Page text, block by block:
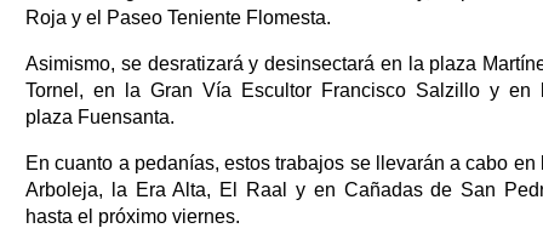
Roja y el Paseo Teniente Flomesta.
Asimismo, se desratizará y desinsectará en la plaza
Tornel, en la Gran Vía Escultor Francisco Salzillo y en
plaza Fuensanta.
En cuanto a pedanías, estos trabajos se llevarán a cabo en
Arboleja, la Era Alta, El Raal y en Cañadas de San
hasta el próximo viernes.